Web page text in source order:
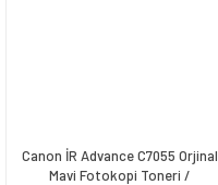
Canon İR Advance C7055 Orjinal
Mavi Fotokopi Toneri /